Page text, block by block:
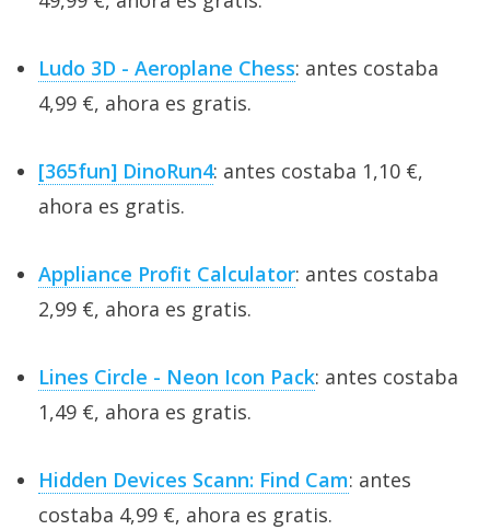
Ludo 3D - Aeroplane Chess: antes costaba
4,99 €, ahora es gratis.
[365fun] DinoRun4: antes costaba 1,10 €,
ahora es gratis.
Appliance Profit Calculator: antes costaba
2,99 €, ahora es gratis.
Lines Circle - Neon Icon Pack: antes costaba
1,49 €, ahora es gratis.
Hidden Devices Scann: Find Cam: antes
costaba 4,99 €, ahora es gratis.